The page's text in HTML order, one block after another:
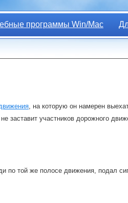
программы Win/Mac
, на которую он намерен
заставит участников дорожного
по той же полосе движения, подал